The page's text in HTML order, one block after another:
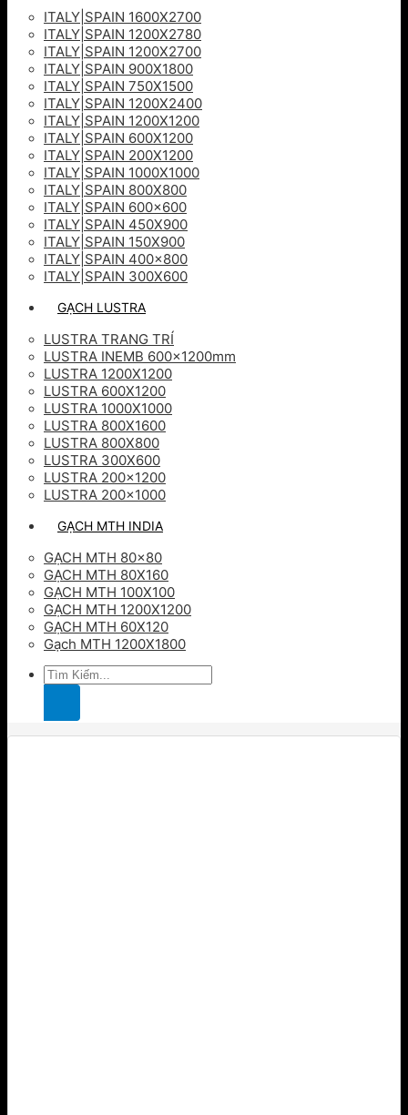
ITALY|SPAIN 1600X2700
ITALY|SPAIN 1200X2780
ITALY|SPAIN 1200X2700
ITALY|SPAIN 900X1800
ITALY|SPAIN 750X1500
ITALY|SPAIN 1200X2400
ITALY|SPAIN 1200X1200
ITALY|SPAIN 600X1200
ITALY|SPAIN 200X1200
ITALY|SPAIN 1000X1000
ITALY|SPAIN 800X800
ITALY|SPAIN 600×600
ITALY|SPAIN 450X900
ITALY|SPAIN 150X900
ITALY|SPAIN 400×800
ITALY|SPAIN 300X600
GẠCH LUSTRA
LUSTRA TRANG TRÍ
LUSTRA INEMB 600x1200mm
LUSTRA 1200X1200
LUSTRA 600X1200
LUSTRA 1000X1000
LUSTRA 800X1600
LUSTRA 800X800
LUSTRA 300X600
LUSTRA 200×1200
LUSTRA 200×1000
GẠCH MTH INDIA
GẠCH MTH 80×80
GẠCH MTH 80X160
GẠCH MTH 100X100
GẠCH MTH 1200X1200
GẠCH MTH 60X120
Gạch MTH 1200X1800
Tìm
kiếm: